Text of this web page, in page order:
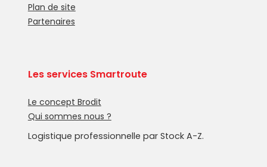
Plan de site
Partenaires
Les services Smartroute
Le concept Brodit
Qui sommes nous ?
Logistique professionnelle par Stock A-Z.